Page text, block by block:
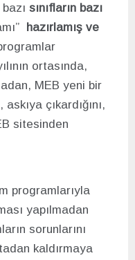
sınıfların bazı
hazırlamış ve
ortasında,
MEB yeni bir
çıkardığını,
sitesinden
programlarıyla
yapılmadan
sorunlarını
kaldırmaya